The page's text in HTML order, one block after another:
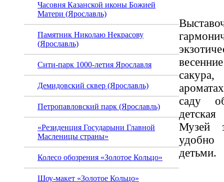
Часовня Казанской иконы Божией
Матери (Ярославль)
Памятник Николаю Некрасову
(Ярославль)
Сити-парк 1000-летия Ярославля
Демидовский сквер (Ярославль)
Петропавловский парк (Ярославль)
«Резиденция Государыни Главной
Масленицы страны»
Колесо обозрения «Золотое Кольцо»
Шоу-макет «Золотое Кольцо»
саду
Музей
детьми.